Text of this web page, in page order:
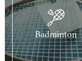
Badminton